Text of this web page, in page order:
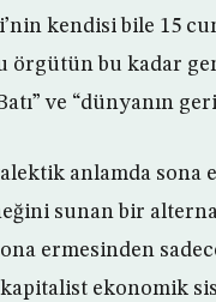
kendisi bile 15
örgütün bu kadar
ve “dünyanın
anlamda sona
sunan bir
ermesinden
ekonomik